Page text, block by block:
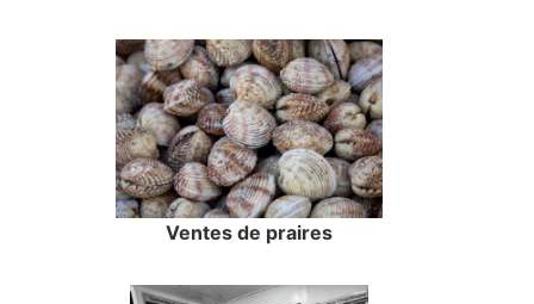
Ventes de praires